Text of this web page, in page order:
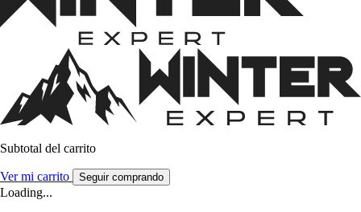
Subtotal del carrito
Ver mi carrito Seguir comprando
Loading...